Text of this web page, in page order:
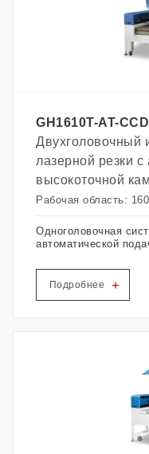
GH1610T-AT-CCD
Двухголовочный
лазерной резки с
высокоточной
Рабочая область:
Одноголовочная
автоматической
обрезает кромки.
Подробнее +